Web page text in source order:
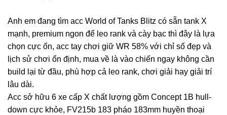
Anh em đang tìm acc World of Tanks Blitz có sẵn tank X
mạnh, premium ngon để leo rank và cày bạc thì đây là lựa
chọn cực ổn, acc tay chơi giữ WR 58% với chỉ số đẹp và
lịch sử chơi ổn định, mua về là vào chiến ngay không cần
build lại từ đầu, phù hợp cả leo rank, chơi giải hay giải trí
lâu dài.
Acc sở hữu 6 xe cấp X chất lượng gồm Concept 1B hull-
down cực khỏe, FV215b 183 pháo 183mm huyền thoại